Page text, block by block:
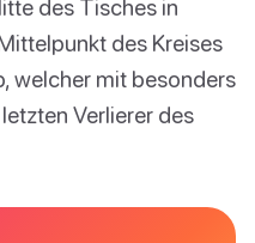
des Tisches in
des Kreises
welcher mit besonders
Verlierer des